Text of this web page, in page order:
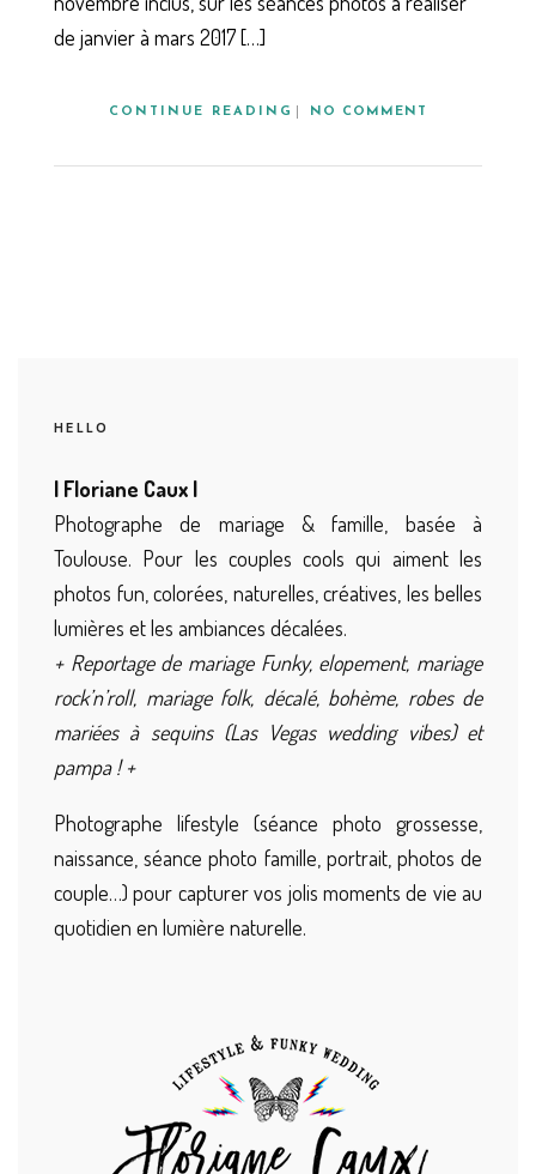
de janvier à mars 2017 […]
CONTINUE READING NO COMMENT
HELLO
| Floriane Caux |
Photographe de mariage & famille, basée à
Toulouse. Pour les couples cools qui aiment les
photos fun, colorées, naturelles, créatives, les belles
lumières et les ambiances décalées.
+ Reportage de mariage Funky, elopement, mariage
rock’n’roll, mariage folk, décalé, bohème, robes de
mariées à sequins (Las Vegas wedding vibes) et
pampa ! +
Photographe lifestyle (séance photo grossesse,
naissance, séance photo famille, portrait, photos de
couple…) pour capturer vos jolis moments de vie au
quotidien en lumière naturelle.